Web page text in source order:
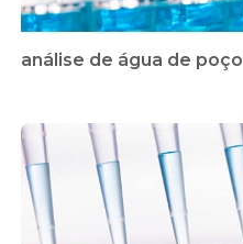
análise de água de poço